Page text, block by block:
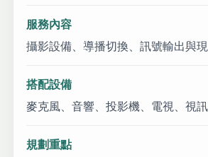
服務內容
攝影設備、導播切換、訊號輸出與
搭配設備
麥克風、音響、投影機、電視、視
規劃重點